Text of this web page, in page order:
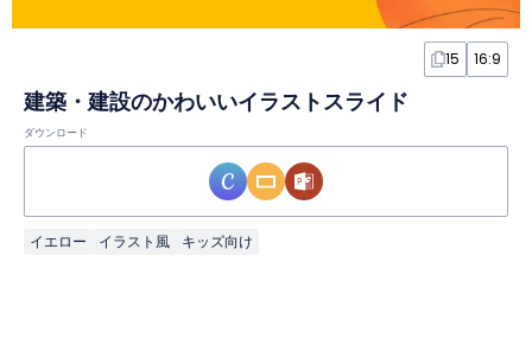
15 16:9
建築・建設のかわいいイラストスライド
ダウンロード
イエロー イラスト風 キッズ向け